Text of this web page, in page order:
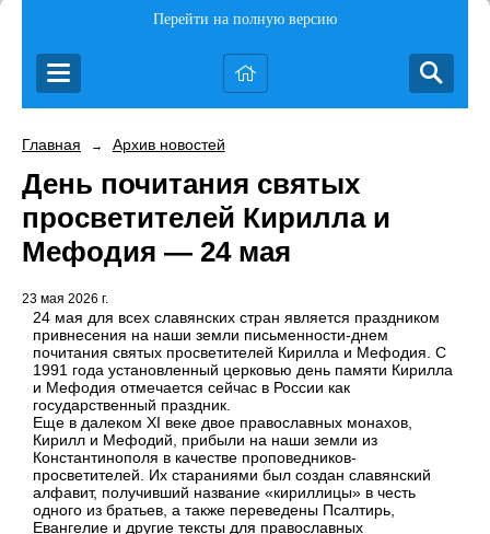
Перейти на полную версию
Главная → Архив новостей
День почитания святых
просветителей Кирилла и
Мефодия — 24 мая
23 мая 2026 г.
24 мая для всех славянских стран является праздником
привнесения на наши земли письменности-днем
почитания святых просветителей Кирилла и Мефодия. С
1991 года установленный церковью день памяти Кирилла
и Мефодия отмечается сейчас в России как
государственный праздник.
Еще в далеком ХI веке двое православных монахов,
Кирилл и Мефодий, прибыли на наши земли из
Константинополя в качестве проповедников-
просветителей. Их стараниями был создан славянский
алфавит, получивший название «кириллицы» в честь
одного из братьев, а также переведены Псалтирь,
Евангелие и другие тексты для православных